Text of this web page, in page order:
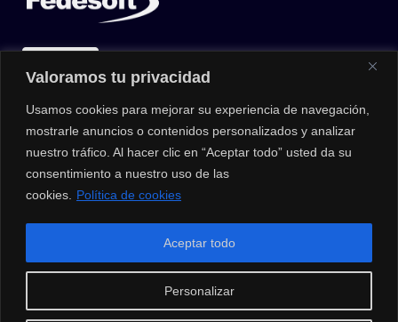
Valoramos tu privacidad
Usamos cookies para mejorar su experiencia de navegación,
mostrarle anuncios o contenidos personalizados y analizar
nuestro tráfico. Al hacer clic en “Aceptar todo” usted da su
consentimiento a nuestro uso de las
cookies.
Política de cookies
Personalizar
Aceptar todo
© 2026 |Privacy Policy|Data Protection Policy|Media Kit| All
Rights Reserved | Powered by Clouxter